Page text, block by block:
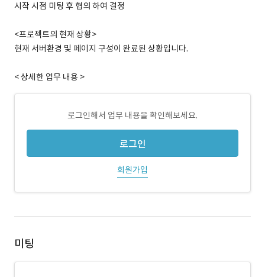
시작 시점 미팅 후 협의 하여 결정
<프로젝트의 현재 상황>
현재 서버환경 및 페이지 구성이 완료된 상황입니다.
< 상세한 업무 내용 >
로그인해서 업무 내용을 확인해보세요.
로그인
회원가입
미팅